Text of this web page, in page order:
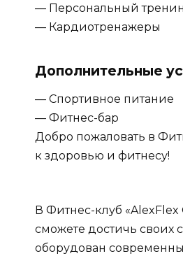
— Персональный
— Кардиотренажеры
Дополнительные
— Спортивное питание
— Фитнес-бар
Добро пожаловать в
к здоровью и фитнесу!
В Фитнес-клуб
сможете достичь своих
оборудован